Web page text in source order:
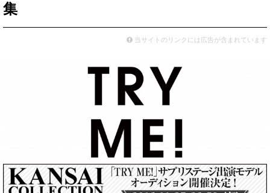
集
当サイトのリンクには広告が含まれています